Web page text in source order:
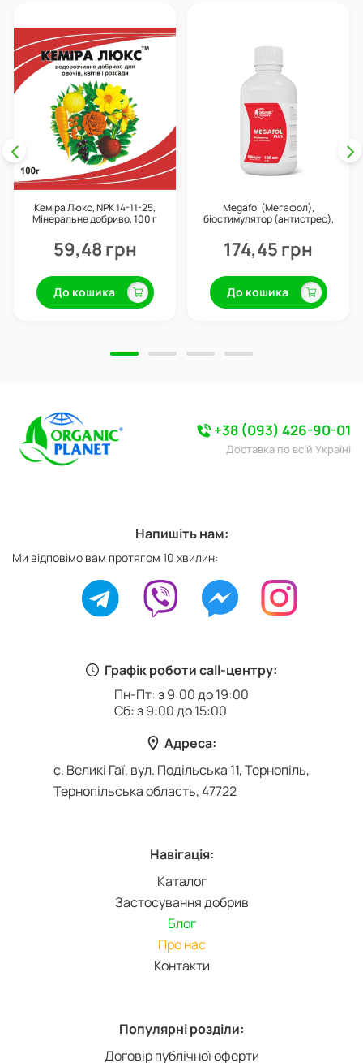
Кеміра Люкс, NPK 14-11-25,
Мінеральне добриво, 100 г
59,48 грн
До кошика
Megafol (Мегафол),
біостимулятор (антистрес),
174,45 грн
До кошика
+38 (093) 426-90-01
Доставка по всій Україні
Графік роботи call-центру:
Пн-Пт: з 9:00 до 19:00
Сб: з 9:00 до 15:00
Адреса:
с. Великі Гаї, вул. Подільська 11, Тернопіль,
Тернопільська область, 47722
Навігація:
Каталог
Застосування добрив
Блог
Про нас
Контакти
Популярні розділи:
Договір публічної оферти
Напишіть нам:
Ми відповімо вам протягом 10 хвилин: